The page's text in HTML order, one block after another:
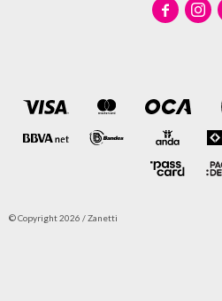
 
© Copyright 2026 / Zanetti